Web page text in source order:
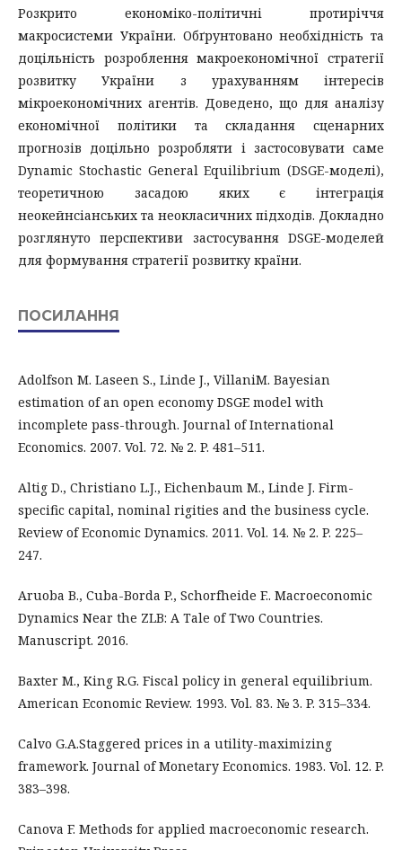
Розкрито економіко-політичні протиріччя
макросистеми України. Обґрунтовано необхідність та
доцільність розроблення макроекономічної стратегії
розвитку України з урахуванням інтересів
мікроекономічних агентів. Доведено, що для аналізу
економічної політики та складання сценарних
прогнозів доцільно розробляти і застосовувати саме
Dynamic Stochastic General Equilibrium (DSGE-моделі),
теоретичною засадою яких є інтеграція
неокейнсіанських та неокласичних підходів. Докладно
розглянуто перспективи застосування DSGE-моделей
для формування стратегії розвитку країни.
ПОСИЛАННЯ
Adolfson M. Laseen S., Linde J., VillaniM. Bayesian
estimation of an open economy DSGE model with
incomplete pass-through. Journal of International
Economics. 2007. Vol. 72. № 2. P. 481–511.
Altig D., Christiano L.J., Eichenbaum M., Linde J. Firm-
specific capital, nominal rigities and the business cycle.
Review of Economic Dynamics. 2011. Vol. 14. № 2. P. 225–
247.
Aruoba B., Cuba-Borda P., Schorfheide F.. Macroeconomic
Dynamics Near the ZLB: A Tale of Two Countries.
Manuscript. 2016.
Baxter M., King R.G. Fiscal policy in general equilibrium.
American Economic Review. 1993. Vol. 83. № 3. P. 315–334.
Calvo G.A.Staggered prices in a utility-maximizing
framework. Journal of Monetary Economics. 1983. Vol. 12. P.
383–398.
Canova F. Methods for applied macroeconomic research.